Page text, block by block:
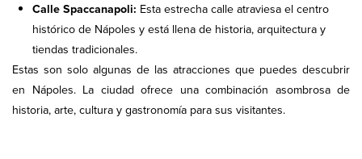
Calle Spaccanapoli: Esta estrecha calle atraviesa el centro
histórico de Nápoles y está llena de historia, arquitectura y
tiendas tradicionales.
Estas son solo algunas de las atracciones que puedes descubrir
en Nápoles. La ciudad ofrece una combinación asombrosa de
historia, arte, cultura y gastronomía para sus visitantes.